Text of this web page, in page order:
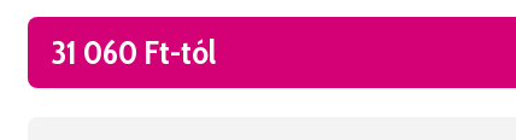
31 060 Ft-tól